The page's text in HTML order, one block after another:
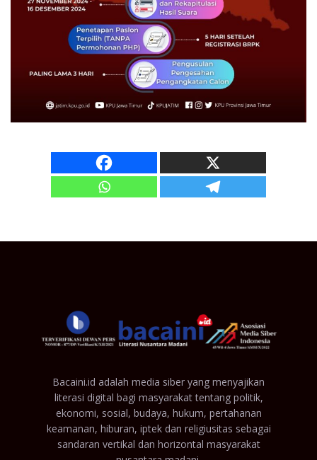
Bacaini.id adalah media siber yang menyajikan
literasi digital bagi masyarakat tentang politik,
ekonomi, sosial, budaya, hukum, pertahanan
keamanan, hiburan, iptek dan religiusitas sebagai
sandaran vertikal dan horizontal masyarakat